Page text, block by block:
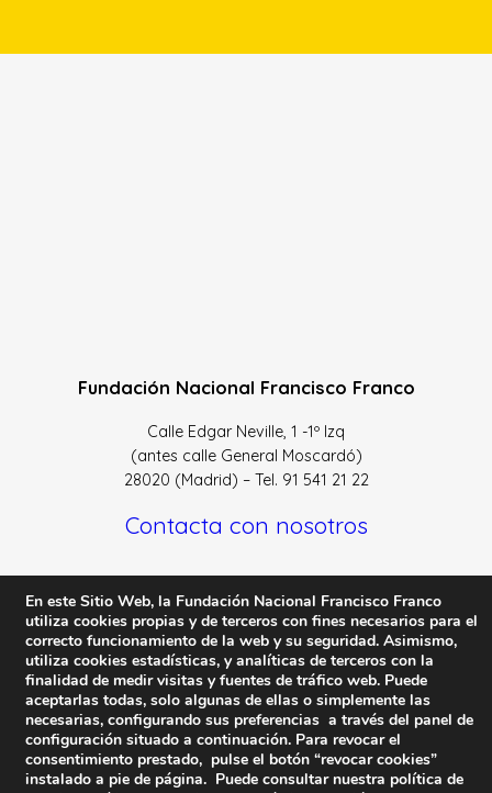
Fundación Nacional Francisco Franco
Calle Edgar Neville, 1 -1º Izq
(antes calle General Moscardó)
28020 (Madrid) – Tel. 91 541 21 22
Contacta con nosotros
Política de Privacidad y protección de datos– Sus datos
son seguros–Política de Cookies–Condiciones Generales
de uso
Facebook
Twitter
YouTube
En este Sitio Web, la Fundación Nacional Francisco Franco
utiliza cookies propias y de terceros con fines necesarios para el
correcto funcionamiento de la web y su seguridad. Asimismo,
utiliza cookies estadísticas, y analíticas de terceros con la
finalidad de medir visitas y fuentes de tráfico web. Puede
aceptarlas todas, solo algunas de ellas o simplemente las
necesarias, configurando sus preferencias a través del panel de
configuración situado a continuación. Para revocar el
consentimiento prestado, pulse el botón “revocar cookies”
instalado a pie de página. Puede consultar nuestra política de